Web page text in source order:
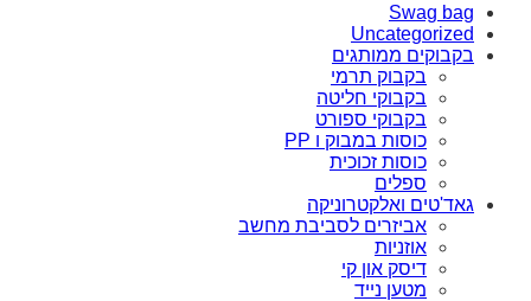
Swag bag
Uncategorized
בקבוקים ממותגים
בקבוק תרמי
בקבוקי חליטה
בקבוקי ספורט
כוסות במבוק ו PP
כוסות זכוכית
ספלים
גאד'טים ואלקטרוניקה
אביזרים לסביבת מחשב
אוזניות
דיסק און קי
מטען נייד